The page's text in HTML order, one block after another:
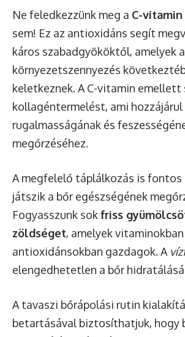
Ne feledkezzünk meg a C-
sem! Ez az antioxidáns segít
káros szabadgyököktől, amelyek
környezetszennyezés
keletkeznek. A C-vitamin emellett
kollagéntermelést, ami hozzájárul
rugalmasságának és
megőrzéséhez.
A megfelelő táplálkozás is fontos
játszik a bőr egészségének
Fogyasszunk sokfriss
zöldséget, amelyek vitaminokban
antioxidánsokban gazdagok. A
elengedhetetlen a bőr
A tavaszi bőrápolási rutin
betartásával biztosíthatjuk, hogy